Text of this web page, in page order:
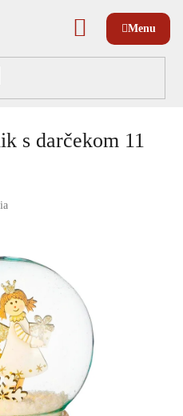
NÁKUPNÝ
KOŠÍK
s darčekom 11